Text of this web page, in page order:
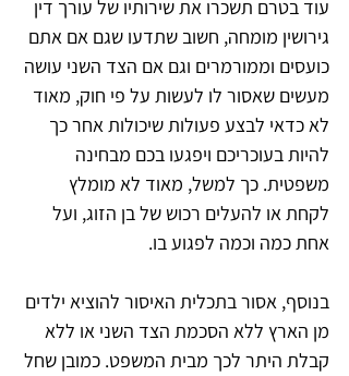
עוד בטרם תשכרו את שירותיו של עורך דין
גירושין מומחה, חשוב שתדעו שגם אם אתם
כועסים וממורמרים וגם אם הצד השני עושה
מעשים שאסור לו לעשות על פי חוק, מאוד
לא כדאי לבצע פעולות שיכולות אחר כך
להיות בעוכריכם ויפגעו בכם מבחינה
משפטית. כך למשל, מאוד לא מומלץ
לקחת או להעלים רכוש של בן הזוג, ועל
אחת כמה וכמה לפגוע בו.
בנוסף, אסור בתכלית האיסור להוציא ילדים
מן הארץ ללא הסכמת הצד השני או ללא
קבלת היתר לכך מבית המשפט. כמובן שחל